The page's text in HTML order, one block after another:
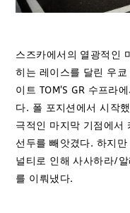
스즈카에서의 열광적인
히는 레이스를 달린 우
이트 TOM'S GR 수프라
다. 폴 포지션에서 시작
극적인 마지막 기점에서
선두를 빼앗겼다. 하지
널티로 인해 사사하라/
를 이뤄냈다.